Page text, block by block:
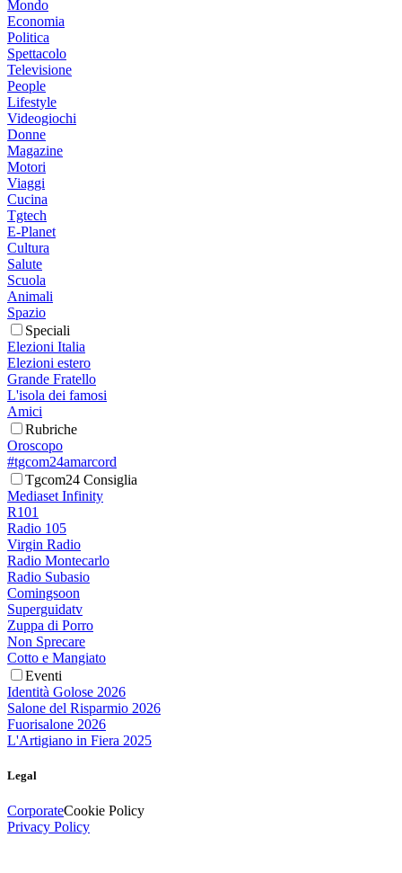
Mondo
Economia
Politica
Spettacolo
Televisione
People
Lifestyle
Videogiochi
Donne
Magazine
Motori
Viaggi
Cucina
Tgtech
E-Planet
Cultura
Salute
Scuola
Animali
Spazio
Speciali
Elezioni Italia
Elezioni estero
Grande Fratello
L'isola dei famosi
Amici
Rubriche
Oroscopo
#tgcom24amarcord
Tgcom24 Consiglia
Mediaset Infinity
R101
Radio 105
Virgin Radio
Radio Montecarlo
Radio Subasio
Comingsoon
Superguidatv
Zuppa di Porro
Non Sprecare
Cotto e Mangiato
Eventi
Identità Golose 2026
Salone del Risparmio 2026
Fuorisalone 2026
L'Artigiano in Fiera 2025
Legal
CorporateCookie Policy
Privacy Policy